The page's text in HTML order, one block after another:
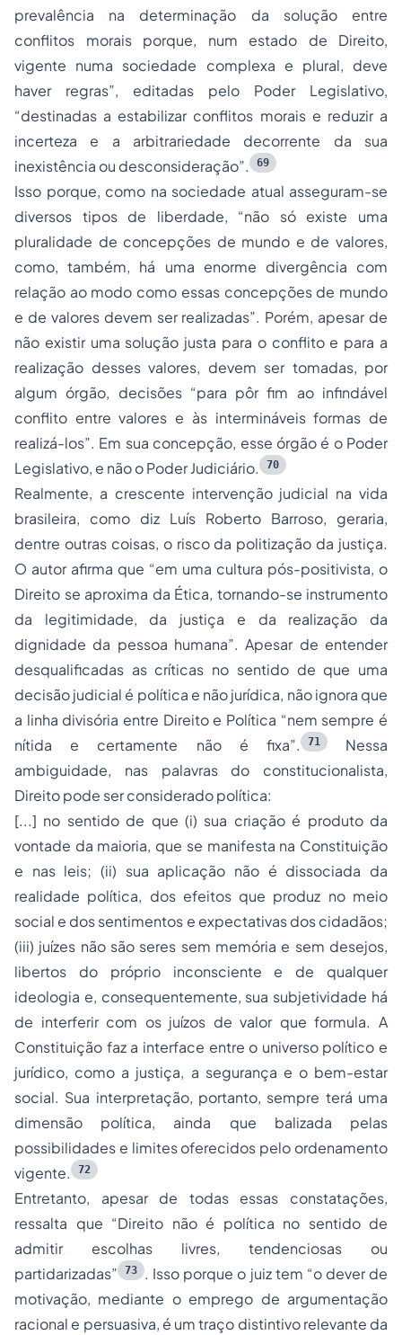
prevalência na determinação da solução entre
conflitos morais porque, num estado de Direito,
vigente numa sociedade complexa e plural, deve
haver regras”, editadas pelo Poder Legislativo,
“destinadas a estabilizar conflitos morais e reduzir a
incerteza e a arbitrariedade decorrente da sua
inexistência ou desconsideração”.
69
Isso porque, como na sociedade atual asseguram-se
diversos tipos de liberdade, “não só existe uma
pluralidade de concepções de mundo e de valores,
como, também, há uma enorme divergência com
relação ao modo como essas concepções de mundo
e de valores devem ser realizadas”. Porém, apesar de
não existir uma solução justa para o conflito e para a
realização desses valores, devem ser tomadas, por
algum órgão, decisões “para pôr fim ao infindável
conflito entre valores e às intermináveis formas de
realizá-los”. Em sua concepção, esse órgão é o Poder
Legislativo, e não o Poder Judiciário.
70
Realmente, a crescente intervenção judicial na vida
brasileira, como diz Luís Roberto Barroso, geraria,
dentre outras coisas, o risco da politização da justiça.
O autor afirma que “em uma cultura pós-positivista, o
Direito se aproxima da Ética, tornando-se instrumento
da legitimidade, da justiça e da realização da
dignidade da pessoa humana”. Apesar de entender
desqualificadas as críticas no sentido de que uma
decisão judicial é política e não jurídica, não ignora que
a linha divisória entre Direito e Política “nem sempre é
nítida e certamente não é fixa”.
71
Nessa
ambiguidade, nas palavras do constitucionalista,
Direito pode ser considerado política:
[...] no sentido de que (i) sua criação é produto da
vontade da maioria, que se manifesta na Constituição
e nas leis; (ii) sua aplicação não é dissociada da
realidade política, dos efeitos que produz no meio
social e dos sentimentos e expectativas dos cidadãos;
(iii) juízes não são seres sem memória e sem desejos,
libertos do próprio inconsciente e de qualquer
ideologia e, consequentemente, sua subjetividade há
de interferir com os juízos de valor que formula. A
Constituição faz a interface entre o universo político e
jurídico, como a justiça, a segurança e o bem-estar
social. Sua interpretação, portanto, sempre terá uma
dimensão política, ainda que balizada pelas
possibilidades e limites oferecidos pelo ordenamento
vigente.
72
Entretanto, apesar de todas essas constatações,
ressalta que “Direito não é política no sentido de
admitir escolhas livres, tendenciosas ou
partidarizadas”
73
. Isso porque o juiz tem “o dever de
motivação, mediante o emprego de argumentação
racional e persuasiva, é um traço distintivo relevante da